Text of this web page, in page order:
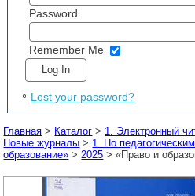
Password
Remember Me
Lost your password?
Главная > Каталог > 1. Электронный
Новые журналы > 1. По
образование» > 2025 > «Право и